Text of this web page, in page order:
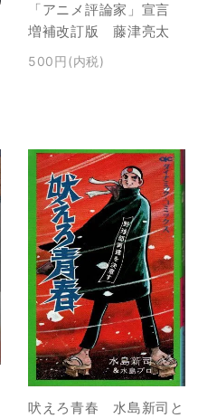
「アニメ評論家」宣言
増補改訂版 藤津亮太
500円(内税)
吠えろ青春 水島新司と